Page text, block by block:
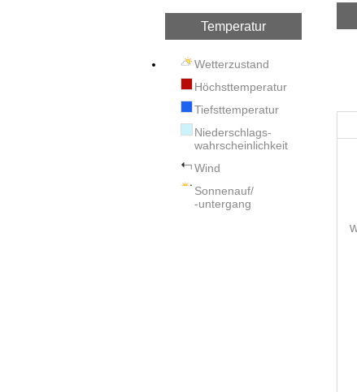
Temperatur
Wetterzustand
Höchsttemperatur
Tiefsttemperatur
Niederschlags-
wahrscheinlichkeit
Wind
Sonnenauf/
-untergang